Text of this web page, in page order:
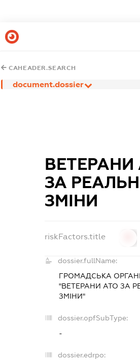
CAHEADER.SEARCH
document.dossier
ВЕТЕРАНИ
ЗА
ЗМІНИ
riskFactors.title
dossier.fullName:
ГРОМАДСЬКА
"ВЕТЕРАНИ АТО ЗА
ЗМІНИ"
dossier.opfSubType:
-
dossier.edrpo: